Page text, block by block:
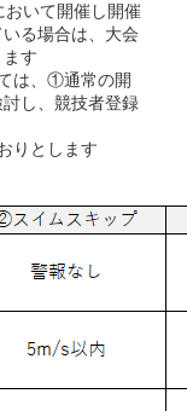
おいて開催し開催
る場合は、大会
す
は、①通常の開
し、競技者登録
りとします